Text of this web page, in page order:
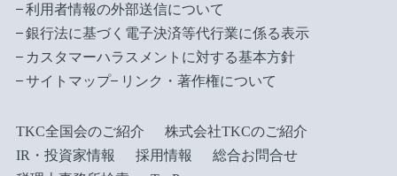
利用者情報の外部送信について
銀行法に基づく電子決済等代行業に係る表示
カスタマーハラスメントに対する基本方針
サイトマップ
リンク・著作権について
TKC全国会のご紹介
株式会社TKCのご紹介
IR・投資家情報
採用情報
総合お問合せ